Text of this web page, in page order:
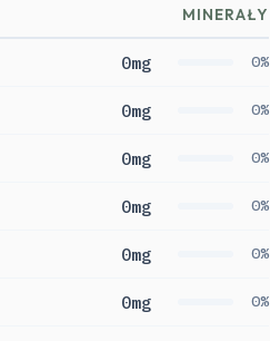
MINERAŁY
0mg 0%
0mg 0%
0mg 0%
0mg 0%
0mg 0%
0mg 0%